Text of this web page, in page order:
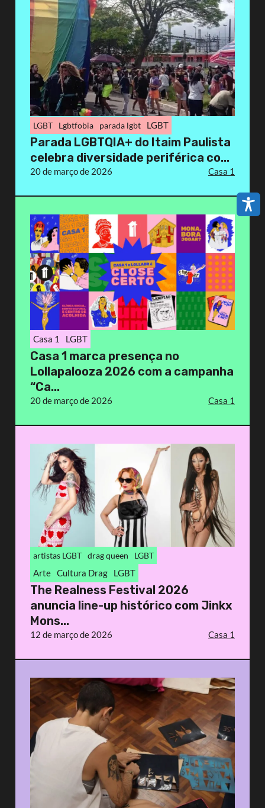
LGBT Lgbtfobia parada lgbt LGBT
Parada LGBTQIA+ do Itaim Paulista
celebra diversidade periférica co...
20 de março de 2026 Casa 1
Casa 1 LGBT
Casa 1 marca presença no
Lollapalooza 2026 com a campanha
“Ca...
20 de março de 2026 Casa 1
artistas LGBT drag queen LGBT
Arte Cultura Drag LGBT
The Realness Festival 2026
anuncia line-up histórico com Jinkx
Mons...
12 de março de 2026 Casa 1